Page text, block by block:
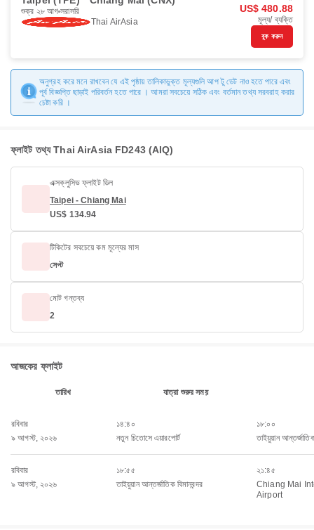
শুক্র ২৮ আগ সরাসরি
Thai AirAsia
US$ 480.88
মূল্য/ ব্যক্তি
বুক করুন
অনুগ্রহ করে মনে রাখবেন যে এই পৃষ্ঠায় তালিকাভুক্ত মূল্যগুলি আপ টু ডেট নাও হতে পারে এবং
পূর্ব বিজ্ঞপ্তি ছাড়াই পরিবর্তন হতে পারে । আমরা সবচেয়ে সঠিক এবং বর্তমান তথ্য সরবরাহ করার
চেষ্টা করি ।
ফ্লাইট তথ্য Thai AirAsia FD243 (AIQ)
এক্সক্লুসিভ ফ্লাইট ডিল
Taipei - Chiang Mai
US$ 134.94
টিকিটের সবচেয়ে কম মূল্যের মাস
সেপ্ট
মোট গন্তব্য
2
আজকের ফ্লাইট
তারিখ যাত্রা শুরুর সময়
রবিবার
৯ আগস্ট, ২০২৬
১৪:৪০
নতুন চিতোসে এয়ারপোর্ট
১৮:০০
তাইয়ুয়ান আন্তর্জাতিক
রবিবার
৯ আগস্ট, ২০২৬
১৮:৫৫
তাইয়ুয়ান আন্তর্জাতিক বিমানবন্দর
২১:৪৫
Chiang Mai
Airport